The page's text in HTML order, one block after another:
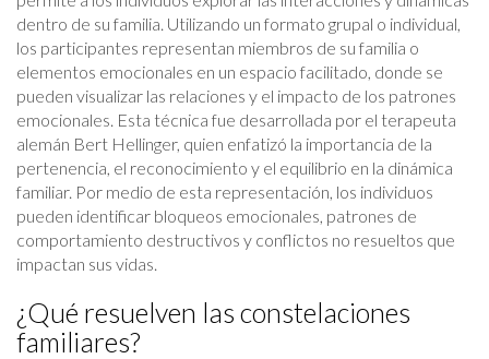
dentro de su familia. Utilizando un formato grupal o individual,
los participantes representan miembros de su familia o
elementos emocionales en un espacio facilitado, donde se
pueden visualizar las relaciones y el impacto de los patrones
emocionales. Esta técnica fue desarrollada por el terapeuta
alemán Bert Hellinger, quien enfatizó la importancia de la
pertenencia, el reconocimiento y el equilibrio en la dinámica
familiar. Por medio de esta representación, los individuos
pueden identificar bloqueos emocionales, patrones de
comportamiento destructivos y conflictos no resueltos que
impactan sus vidas.
¿Qué resuelven las constelaciones
familiares?